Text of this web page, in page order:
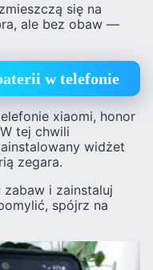
się na
ale bez obaw —
w telefonie
xiaomi, honor
tej chwili
widżet
zegara.
i zainstaluj
spójrz na